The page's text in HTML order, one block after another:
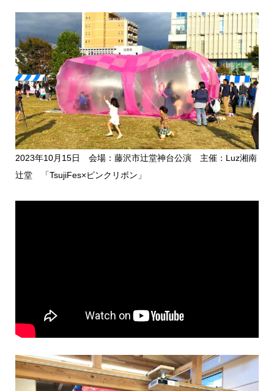
2023年10月15日 会場：藤沢市辻堂神台公演 主催：Luz湘南
辻堂 「TsujiFes×ピンクリボン」